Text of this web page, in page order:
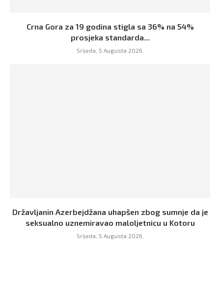
Crna Gora za 19 godina stigla sa 36% na 54%
prosjeka standarda...
Srijeda, 5 Augusta 2026,
Državljanin Azerbejdžana uhapšen zbog sumnje da je
seksualno uznemiravao maloljetnicu u Kotoru
Srijeda, 5 Augusta 2026,